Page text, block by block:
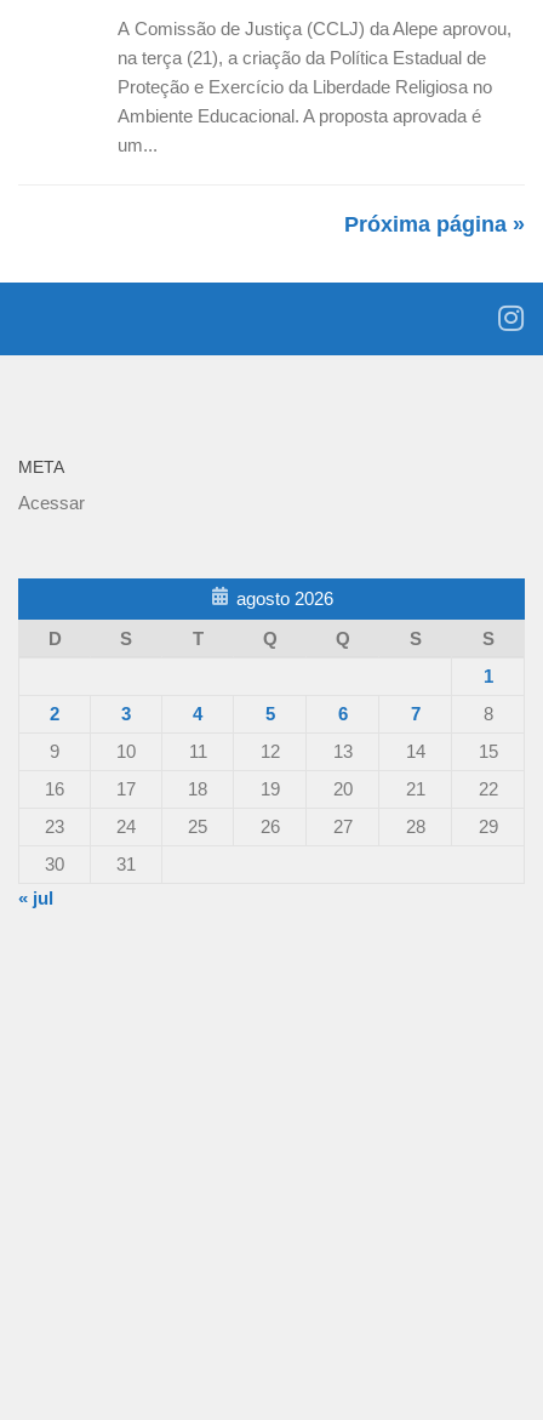
A Comissão de Justiça (CCLJ) da Alepe aprovou,
na terça (21), a criação da Política Estadual de
Proteção e Exercício da Liberdade Religiosa no
Ambiente Educacional. A proposta aprovada é
um...
Próxima página »
META
Acessar
agosto 2026
D
S T Q Q S
S
1
2
3 4 5 6 7
8
9
10 11 12 13 14
15
16
17 18 19 20 21
22
23
24 25 26 27 28
29
30
31
« jul